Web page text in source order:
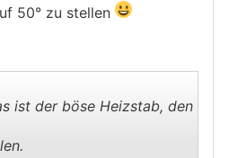
50° zu stellen
ist der böse Heizstab, den